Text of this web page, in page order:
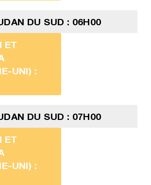
DU SUD : 06H00
ET
UNI) :
DU SUD : 07H00
ET
UNI) :